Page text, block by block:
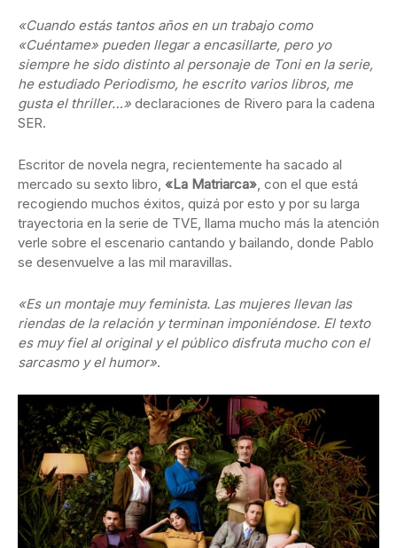
«Cuando estás tantos años en un trabajo como
«Cuéntame» pueden llegar a encasillarte, pero yo
siempre he sido distinto al personaje de Toni en la serie,
he estudiado Periodismo, he escrito varios libros, me
gusta el thriller…» declaraciones de Rivero para la cadena
SER.
Escritor de novela negra, recientemente ha sacado al
mercado su sexto libro, «La Matriarca», con el que está
recogiendo muchos éxitos, quizá por esto y por su larga
trayectoria en la serie de TVE, llama mucho más la atención
verle sobre el escenario cantando y bailando, donde Pablo
se desenvuelve a las mil maravillas.
«Es un montaje muy feminista. Las mujeres llevan las
riendas de la relación y terminan imponiéndose. El texto
es muy fiel al original y el público disfruta mucho con el
sarcasmo y el humor».